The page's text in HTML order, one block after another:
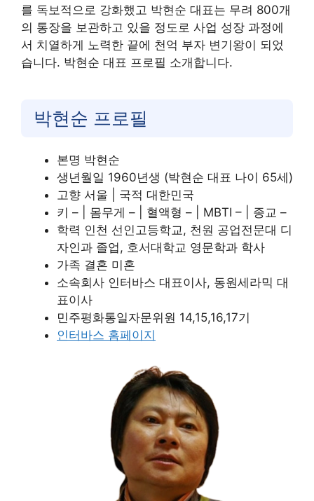
를 독보적으로 강화했고 박현순 대표는 무려 800개
의 통장을 보관하고 있을 정도로 사업 성장 과정에
서 치열하게 노력한 끝에 천억 부자 변기왕이 되었
습니다. 박현순 대표 프로필 소개합니다.
박현순 프로필
본명 박현순
생년월일 1960년생 (박현순 대표 나이 65세)
고향 서울 | 국적 대한민국
키 – | 몸무게 – | 혈액형 – | MBTI – | 종교 –
학력 인천 선인고등학교, 천원 공업전문대 디
자인과 졸업, 호서대학교 영문학과 학사
가족 결혼 미혼
소속회사 인터바스 대표이사, 동원세라믹 대
표이사
민주평화통일자문위원 14,15,16,17기
인터바스 홈페이지